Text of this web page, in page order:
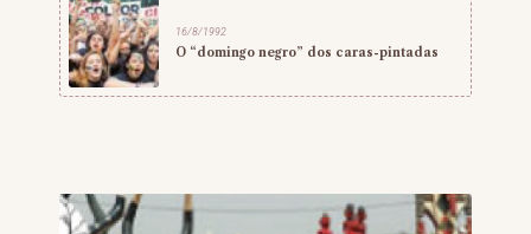
16/8/1992
O “domingo negro” dos caras-pintadas